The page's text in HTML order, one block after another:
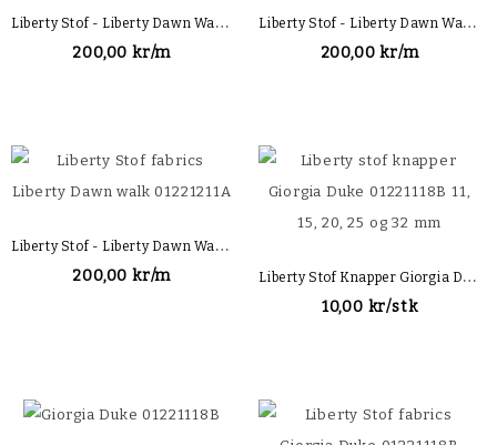
L
Iberty Stof - Liberty Dawn Walk 01221211C
200,00 kr/m
L
Iberty Stof - Liberty Dawn Walk 01221211B
200,00 kr/m
L
Iberty Stof - Liberty Dawn Walk 01221211A
200,00 kr/m L
Iberty Stof Knapper Giorgia Duke 01221118B
10,00 kr/stk